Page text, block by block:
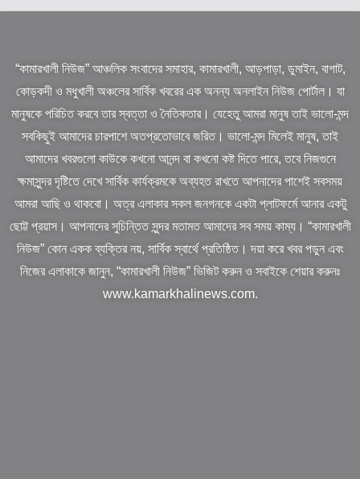
“কামারখালী নিউজ” আঞ্চলিক সংবাদের সমাহার, কামারখালী, আড়পাড়া, ডুমাইন, বাগাট,
কোড়কদী ও মধুখালী অঞ্চলের সার্বিক খবরের এক অনন্য অনলাইন নিউজ পোর্টাল। যা
মানুষকে পরিচিত করবে তার স্বত্তা ও নৈতিকতার। যেহেতু আমরা মানুষ তাই ভালো-মন্দ
সবকিছুই আমাদের চারপাশে অতপ্রতোভাবে জরিত। ভালো-মন্দ মিলেই মানুষ, তাই
আমাদের খবরগুলো কাউকে কখনো আনন্দ বা কখনো কষ্ট দিতে পারে, তবে নিজগুনে
ক্ষমাসুন্দর দৃষ্টিতে দেখে সার্বিক কার্যক্রমকে অব্যহত রাখতে আপনাদের পাশেই সবসময়
আমরা আছি ও থাকবো। অত্র এলাকার সকল জনগনকে একটা প্লাটফর্মে আনার একটু
ছোট্ট প্রয়াস। আপনাদের সুচিন্তিত সুন্দর মতামত আমাদের সব সময় কাম্য। “কামারখালী
নিউজ” কোন একক ব্যক্তির নয়, সার্বিক স্বার্থে প্রতিষ্ঠিত। দয়া করে খবর পড়ুন এবং
নিজের এলাকাকে জানুন, “কামারখালী নিউজ” ভিজিট করুন ও সবাইকে শেয়ার করুনঃ
www.kamarkhalinews.com.